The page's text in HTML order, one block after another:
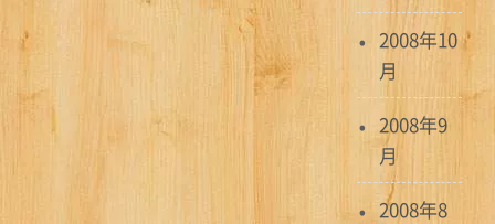
2008年10
月
2008年9
月
2008年8